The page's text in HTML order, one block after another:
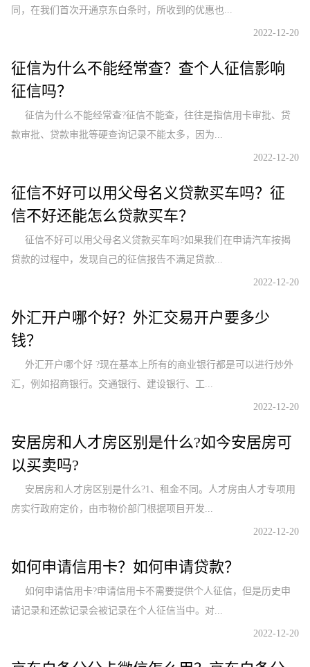
同，在我们首次开通京东白条时，所收到的优惠也...
2022-12-20
征信为什么不能经常查？查个人征信影响
征信吗？
征信为什么不能经常查?征信不能查，往往是指信用卡审批、贷
款审批、贷款审批等硬查询记录不能太多，因为...
2022-12-20
征信不好可以用父母名义贷款买车吗？征
信不好还能怎么贷款买车？
征信不好可以用父母名义贷款买车吗?如果我们在申请汽车按揭
贷款的过程中，发现自己的征信报告不满足贷款...
2022-12-20
外汇开户哪个好？外汇交易开户要多少
钱？
外汇开户哪个好 ?现在基本上所有的商业银行都是可以进行炒外
汇，例如招商银行。交通银行、建设银行、工...
2022-12-20
安居房和人才房区别是什么?如今安居房可
以买卖吗?
安居房和人才房区别是什么?1、租金不同。人才房由人才专项用
房实行政府定价，由市物价部门根据项目开发...
2022-12-20
如何申请信用卡？如何申请贷款？
如何申请信用卡?申请信用卡不需要提供个人征信，但是历史申
请记录和还款记录会被记录在个人征信当中。对...
2022-12-20